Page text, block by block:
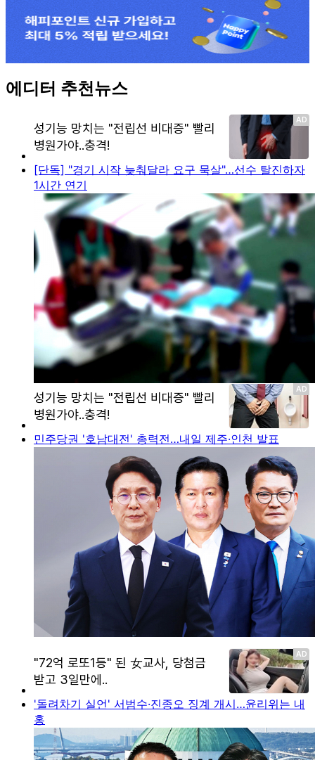
에디터 추천뉴스
[단독] "경기 시작 늦춰달라 요구 묵살"…선수 탈진하자
1시간 연기
민주당권 '호남대전' 총력전…내일 제주·인천 발표
'돌려차기 실언' 서범수·진종오 징계 개시…윤리위는 내
홍